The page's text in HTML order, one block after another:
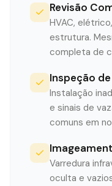
Revisão
HVAC,
estrutura.
completa de
Inspeção
Instalação
e sinais de
comuns em
Varredura
oculta e